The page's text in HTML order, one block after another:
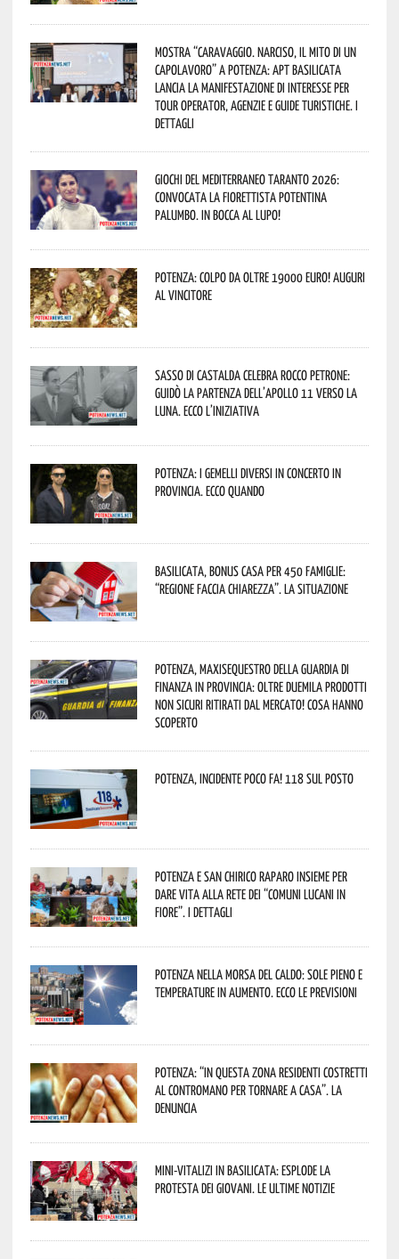
Mostra “Caravaggio. Narciso, il mito di un
capolavoro” a Potenza: APT Basilicata
lancia la manifestazione di interesse per
Tour Operator, Agenzie e Guide Turistiche. I
dettagli
Giochi del Mediterraneo Taranto 2026:
convocata la fiorettista potentina
Palumbo. In bocca al lupo!
Potenza: colpo da oltre 19000 Euro! Auguri
al vincitore
Sasso di Castalda celebra Rocco Petrone:
guidò la partenza dell’Apollo 11 verso la
Luna. Ecco l’iniziativa
Potenza: i Gemelli DiVersi in concerto in
provincia. Ecco quando
Basilicata, Bonus casa per 450 famiglie:
“Regione faccia chiarezza”. La situazione
Potenza, maxisequestro della Guardia di
Finanza in provincia: oltre duemila prodotti
non sicuri ritirati dal mercato! Cosa hanno
scoperto
Potenza, incidente poco fa! 118 sul posto
Potenza e San Chirico Raparo insieme per
dare vita alla rete dei “Comuni Lucani in
Fiore”. I dettagli
Potenza nella morsa del caldo: sole pieno e
temperature in aumento. Ecco le previsioni
Potenza: “In questa zona residenti costretti
al contromano per tornare a casa”. La
denuncia
Mini-vitalizi in Basilicata: esplode la
protesta dei giovani. Le ultime notizie